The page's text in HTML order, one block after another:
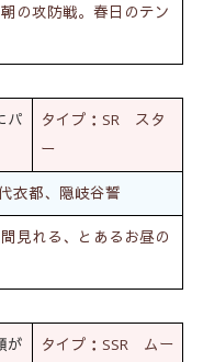
の攻防戦。春日のテン
パ
タイプ：SR スタ
ー
衣都、隠岐谷誓
見れる、とあるお昼の
が
タイプ：SSR ムー